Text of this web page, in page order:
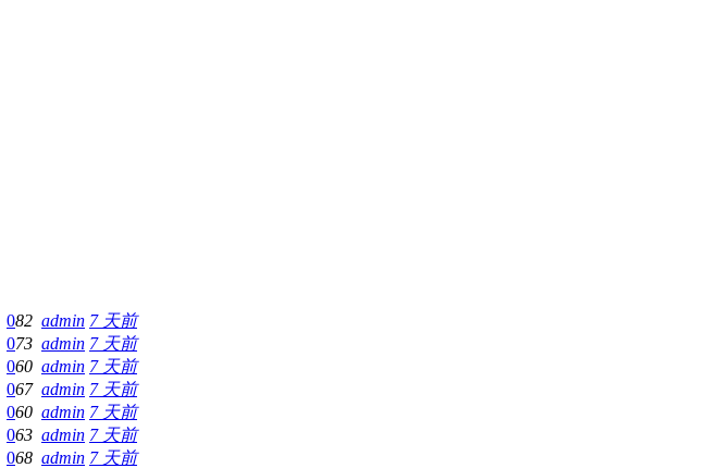
082 admin 7 天前
073 admin 7 天前
060 admin 7 天前
067 admin 7 天前
060 admin 7 天前
063 admin 7 天前
068 admin 7 天前